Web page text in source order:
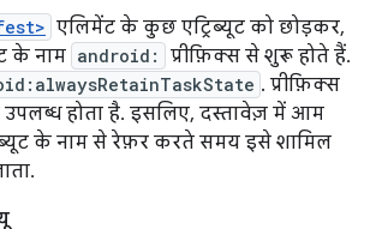
एलिमेंट के कुछ एट्रिब्यूट को छोड़कर,
के नाम android:
प्रीफ़िक्स से शुरू होते हैं.
. प्रीफ़िक्स
होता है. इसलिए, दस्तावेज़ में आम
के नाम से रेफ़र करते समय इसे शामिल